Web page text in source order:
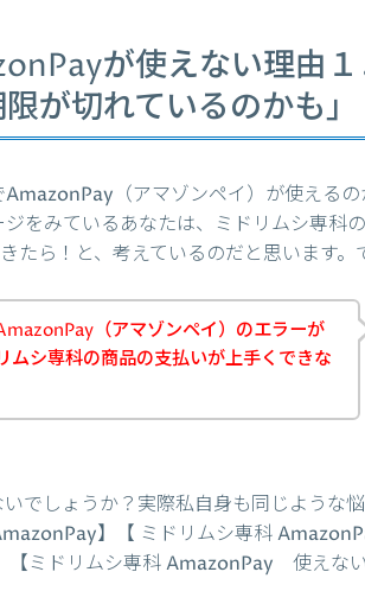
が使えない理由１
が切れているのかも」
（アマゾンペイ）が使える
をみているあなたは、ミドリムシ専科
ら！と、考えているのだと思います。
（アマゾンペイ）のエラーが
ムシ専科の商品の支払いが上手くできな
でしょうか？実際私自身も同じような
】【 ミドリムシ専科
【ミドリムシ専科 AmazonPay 使えな